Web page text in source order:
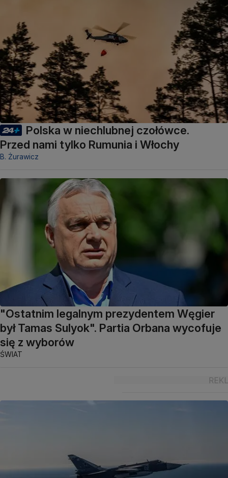
Polska w niechlubnej czołówce.
Przed nami tylko Rumunia i Włochy
B. Żurawicz
"Ostatnim legalnym prezydentem Węgier
był Tamas Sulyok". Partia Orbana wycofuje
się z wyborów
ŚWIAT